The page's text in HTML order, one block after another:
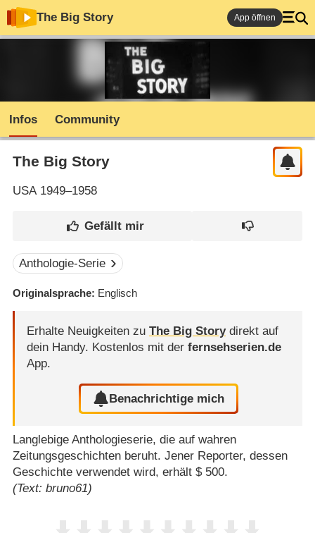
The Big Story App öffnen
Infos Community
The Big Story
USA1949–1958
Anthologie-Serie
Originalsprache Englisch
Erhalte Neuigkeiten zu The Big Storydirekt auf
dein Handy. Kostenlos mit der fernsehserien.de
App.
Benachrichtige mich
Langlebige Anthologieserie, die auf wahren
Zeitungsgeschichten beruht. Jener Reporter, dessen
Geschichte verwendet wird, erhält $ 500.
(Text: bruno61)